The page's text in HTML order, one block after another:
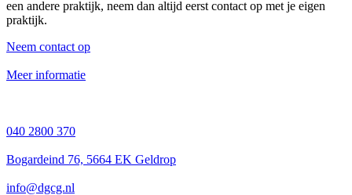
een andere praktijk, neem dan altijd eerst contact op met je eigen
praktijk.
Neem contact op
Meer informatie
040 2800 370
Bogardeind 76, 5664 EK Geldrop
info@dgcg.nl